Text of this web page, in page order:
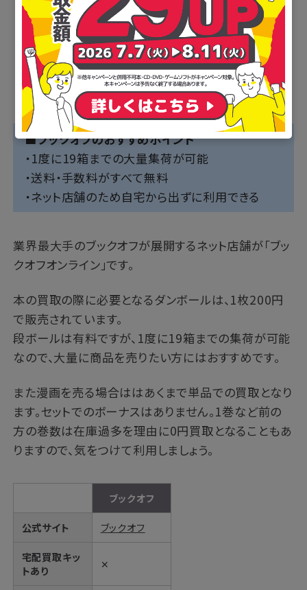
■ブックオフのおすすめポイント
・1度に19箱までの大量集荷が可能
・送料・手数料がすべて無料
・ネット店舗のため自宅から出ずに利用できる
業界最大手のブックオフが展開するネット店舗が「ブッ
クオフオンライン」です。
本の買取の際に必要となるダンボールは、1枚200円
で販売されています。
段ボールは有料ですが、1度に19箱までの集荷が可能
なので、大量に商品を売りたい方にはおすすめです。
また漫画を売る場合ははあくまで単品での買取となり
ます。セットでのボーナスはありません。1巻など前の
方の巻数は在庫過多を理由に0円買取となることもあ
りますので、気をつけて利用しましょう。
ブックオフ
公式サイト ブックオフ
宅配買取キッ
トあり
✕